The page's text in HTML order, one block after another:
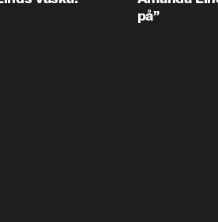
på”